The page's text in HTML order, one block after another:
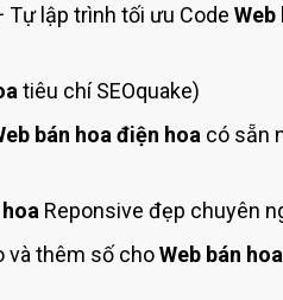
Tự lập trình tối ưu Code Web
tiêu chí SEOquake)
bán hoa điện hoa có sẵn
Reponsive đẹp chuyên
và thêm số choWeb bán